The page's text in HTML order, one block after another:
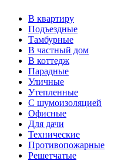
В квартиру
Подъездные
Тамбурные
В частный дом
В коттедж
Парадные
Уличные
Утепленные
С шумоизоляцией
Офисные
Для дачи
Технические
Противопожарные
Решетчатые